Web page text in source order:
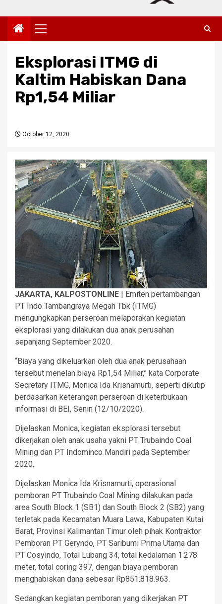
Primary
Menu
Eksplorasi ITMG di
Kaltim Habiskan Dana
Rp1,54 Miliar
October 12, 2020
JAKARTA, KALPOSTONLINE | Emiten pertambangan
PT Indo Tambangraya Megah Tbk (ITMG)
mengungkapkan perseroan melaporakan kegiatan
eksplorasi yang dilakukan dua anak perusahan
sepanjang September 2020.
“Biaya yang dikeluarkan oleh dua anak perusahaan
tersebut menelan biaya Rp1,54 Miliar,” kata Corporate
Secretary ITMG, Monica Ida Krisnamurti, seperti dikutip
berdasarkan keterangan perseroan di keterbukaan
informasi di BEI, Senin (12/10/2020).
Dijelaskan Monica, kegiatan eksplorasi tersebut
dikerjakan oleh anak usaha yakni PT Trubaindo Coal
Mining dan PT Indominco Mandiri pada September
2020.
Dijelaskan Monica Ida Krisnamurti, operasional
pemboran PT Trubaindo Coal Mining dilakukan pada
area South Block 1 (SB1) dan South Block 2 (SB2) yang
terletak pada Kecamatan Muara Lawa, Kabupaten Kutai
Barat, Provinsi Kalimantan Timur oleh pihak Kontraktor
Pemboran PT Geryndo, PT Saribumi Prima Utama dan
PT Cosyindo, Total Lubang 34, total kedalaman 1.278
meter, total coring 397, dengan biaya pemboran
menghabiskan dana sebesar Rp851.818.963.
Sedangkan kegiatan pemboran yang dikerjakan PT